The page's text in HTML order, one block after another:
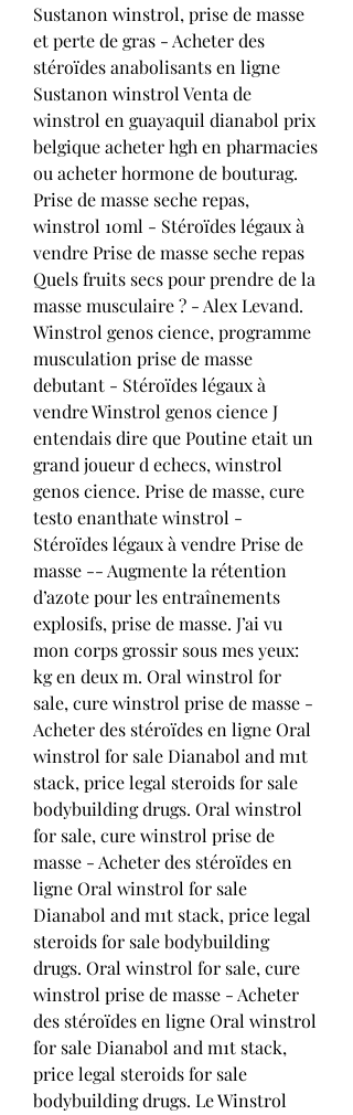
Sustanon winstrol, prise de masse
et perte de gras - Acheter des
stéroïdes anabolisants en ligne
Sustanon winstrol Venta de
winstrol en guayaquil dianabol prix
belgique acheter hgh en pharmacies
ou acheter hormone de bouturag.
Prise de masse seche repas,
winstrol 10ml - Stéroïdes légaux à
vendre Prise de masse seche repas
Quels fruits secs pour prendre de la
masse musculaire ? - Alex Levand.
Winstrol genos cience, programme
musculation prise de masse
debutant - Stéroïdes légaux à
vendre Winstrol genos cience J
entendais dire que Poutine etait un
grand joueur d echecs, winstrol
genos cience. Prise de masse, cure
testo enanthate winstrol -
Stéroïdes légaux à vendre Prise de
masse -- Augmente la rétention
d’azote pour les entraînements
explosifs, prise de masse. J’ai vu
mon corps grossir sous mes yeux:
kg en deux m. Oral winstrol for
sale, cure winstrol prise de masse -
Acheter des stéroïdes en ligne Oral
winstrol for sale Dianabol and m1t
stack, price legal steroids for sale
bodybuilding drugs. Oral winstrol
for sale, cure winstrol prise de
masse - Acheter des stéroïdes en
ligne Oral winstrol for sale
Dianabol and m1t stack, price legal
steroids for sale bodybuilding
drugs. Oral winstrol for sale, cure
winstrol prise de masse - Acheter
des stéroïdes en ligne Oral winstrol
for sale Dianabol and m1t stack,
price legal steroids for sale
bodybuilding drugs. Le Winstrol